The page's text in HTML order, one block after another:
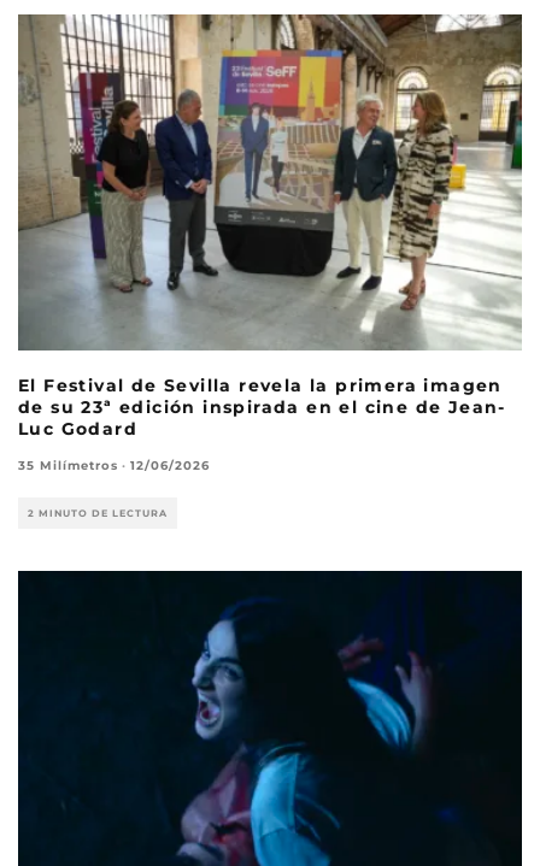
El Festival de Sevilla revela la primera imagen
de su 23ª edición inspirada en el cine de Jean-
Luc Godard
35 Milímetros · 12/06/2026
2 MINUTO DE LECTURA